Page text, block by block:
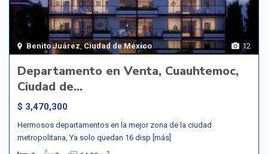
12
Benito Juárez,Ciudad de México
Departamento en Venta, Cuauhtemoc,
Ciudad de...
$ 3,470,300
Hermosos departamentos en la mejor zona de la ciudad
metropolitana, Ya solo quedan 16 disp [más]